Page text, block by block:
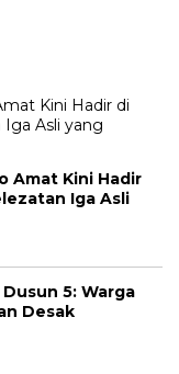
Amat Kini Hadir
Iga Asli
5: Warga
Desak